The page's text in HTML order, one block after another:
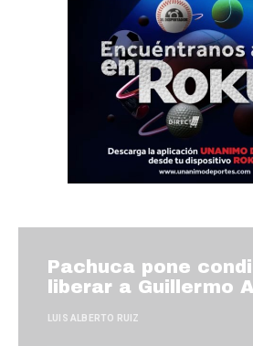
Pachuca pone
liberar a Guillermo
LUIS ALBERTO RUIZ